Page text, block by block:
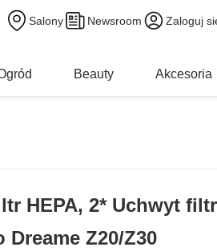
Salony Newsroom Zaloguj
Beauty Akcesoria
HEPA, 2* Uchwyt
Z20/Z30